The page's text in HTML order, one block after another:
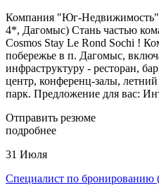
Компания "Юг-Недвижимость"
4*, Дагомыс) Стань частью
Cosmos Stay Le Rond Sochi !
побережье в п. Дагомыс,
инфраструктуру - ресторан,
центр, конференц-залы,
парк. Предложение для вас:
Отправить резюме
подробнее
31 Июля
Специалист по бронированию